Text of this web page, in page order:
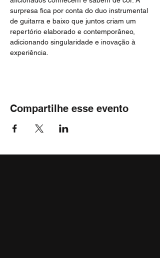
surpresa fica por conta do duo instrumental
de guitarra e baixo que juntos criam um
repertório elaborado e contemporâneo,
adicionando singularidade e inovação à
experiência.
Compartilhe esse evento